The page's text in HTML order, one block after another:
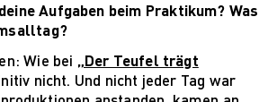
ist Design?
Life
Digital and Technical
Futures
Aufgaben beim Praktikum? Was
Wie bei „Der Teufel trägt
nicht. Und nicht jeder Tag war